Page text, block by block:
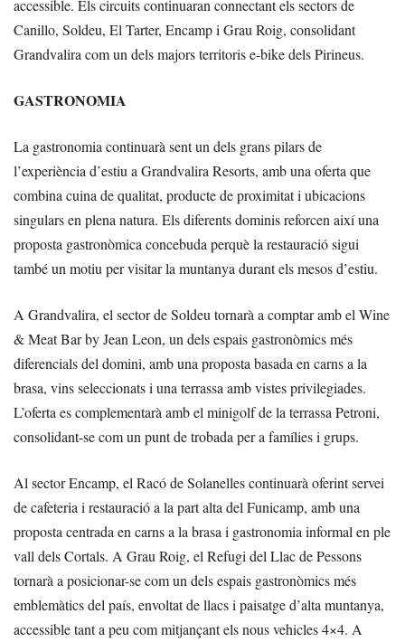
accessible. Els circuits continuaran connectant els sectors de
Canillo, Soldeu, El Tarter, Encamp i Grau Roig, consolidant
Grandvalira com un dels majors territoris e-bike dels Pirineus.
GASTRONOMIA
La gastronomia continuarà sent un dels grans pilars de
l’experiència d’estiu a Grandvalira Resorts, amb una oferta que
combina cuina de qualitat, producte de proximitat i ubicacions
singulars en plena natura. Els diferents dominis reforcen així una
proposta gastronòmica concebuda perquè la restauració sigui
també un motiu per visitar la muntanya durant els mesos d’estiu.
A Grandvalira, el sector de Soldeu tornarà a comptar amb el Wine
& Meat Bar by Jean Leon, un dels espais gastronòmics més
diferencials del domini, amb una proposta basada en carns a la
brasa, vins seleccionats i una terrassa amb vistes privilegiades.
L’oferta es complementarà amb el minigolf de la terrassa Petroni,
consolidant-se com un punt de trobada per a famílies i grups.
Al sector Encamp, el Racó de Solanelles continuarà oferint servei
de cafeteria i restauració a la part alta del Funicamp, amb una
proposta centrada en carns a la brasa i gastronomia informal en ple
vall dels Cortals. A Grau Roig, el Refugi del Llac de Pessons
tornarà a posicionar-se com un dels espais gastronòmics més
emblemàtics del país, envoltat de llacs i paisatge d’alta muntanya,
accessible tant a peu com mitjançant els nous vehicles 4×4. A